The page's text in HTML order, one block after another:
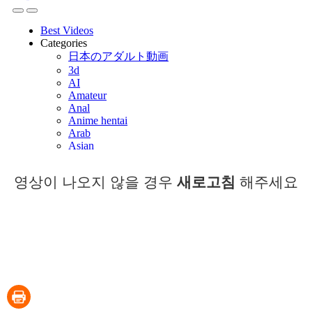
영상이 나오지 않을 경우 새로고침 해주세요